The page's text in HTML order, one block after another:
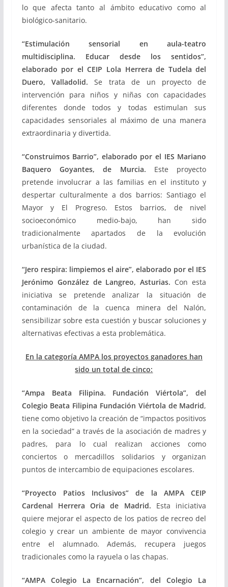
lo que afecta tanto al ámbito educativo como al
biológico-sanitario.
“Estimulación sensorial en aula-teatro
multidisciplina. Educar desde los sentidos”,
elaborado por el CEIP Lola Herrera de Tudela del
Duero, Valladolid. Se trata de un proyecto de
intervención para niños y niñas con capacidades
diferentes donde todos y todas estimulan sus
capacidades sensoriales al máximo de una manera
extraordinaria y divertida.
“Construimos Barrio”, elaborado por el IES Mariano
Baquero Goyantes, de Murcia. Este proyecto
pretende involucrar a las familias en el instituto y
despertar culturalmente a dos barrios: Santiago el
Mayor y El Progreso. Estos barrios, de nivel
socioeconómico medio-bajo, han sido
tradicionalmente apartados de la evolución
urbanística de la ciudad.
“Jero respira: limpiemos el aire”, elaborado por el IES
Jerónimo González de Langreo, Asturias. Con esta
iniciativa se pretende analizar la situación de
contaminación de la cuenca minera del Nalón,
sensibilizar sobre esta cuestión y buscar soluciones y
alternativas efectivas a esta problemática.
En la categoría AMPA los proyectos ganadores han
sido un total de cinco:
“Ampa Beata Filipina. Fundación Viértola”, del
Colegio Beata Filipina Fundación Viértola de Madrid,
tiene como objetivo la creación de “impactos positivos
en la sociedad” a través de la asociación de madres y
padres, para lo cual realizan acciones como
conciertos o mercadillos solidarios y organizan
puntos de intercambio de equipaciones escolares.
“Proyecto Patios Inclusivos” de la AMPA CEIP
Cardenal Herrera Oria de Madrid. Esta iniciativa
quiere mejorar el aspecto de los patios de recreo del
colegio y crear un ambiente de mayor convivencia
entre el alumnado. Además, recupera juegos
tradicionales como la rayuela o las chapas.
“AMPA Colegio La Encarnación”, del Colegio La